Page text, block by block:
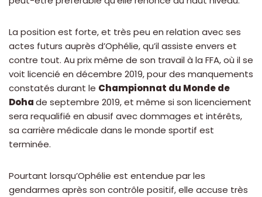
La position est forte, et très peu en relation avec ses
actes futurs auprès d’Ophélie, qu’il assiste envers et
contre tout. Au prix même de son travail à la FFA, où il se
voit licencié en décembre 2019, pour des manquements
constatés durant le Championnat du Monde de
Dohade septembre 2019, et même si son licenciement
sera requalifié en abusif avec dommages et intérêts,
sa carrière médicale dans le monde sportif est
terminée.
Pourtant lorsqu’Ophélie est entendue par les
gendarmes après son contrôle positif, elle accuse très